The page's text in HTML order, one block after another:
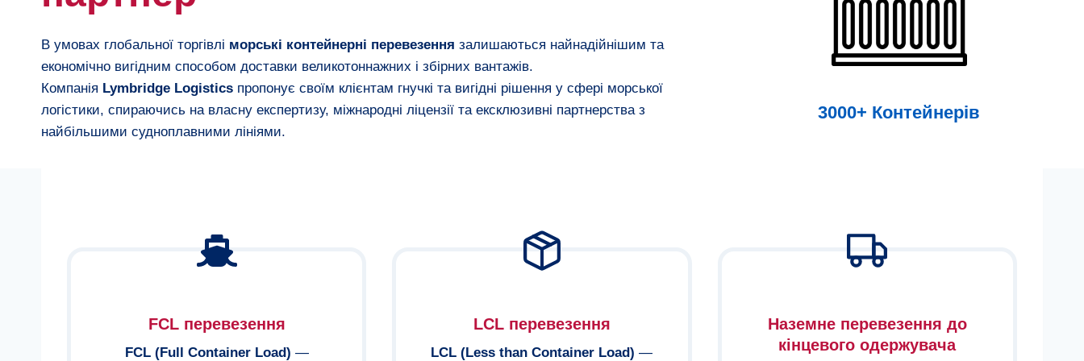
В умовах глобальної торгівлі морські контейнерні перевезення залишаються найнадійнішим та
економічно вигідним способом доставки великотоннажних і збірних вантажів.
Компанія Lymbridge Logistics пропонує своїм клієнтам гнучкі та вигідні рішення у сфері морської
логістики, спираючись на власну експертизу, міжнародні ліцензії та ексклюзивні партнерства з
найбільшими судноплавними лініями.
3000+ Контейнерів
FCL перевезення
FCL (Full Container Load) —
LCL перевезення
LCL (Less than Container Load) —
Наземне перевезення до
кінцевого одержувача